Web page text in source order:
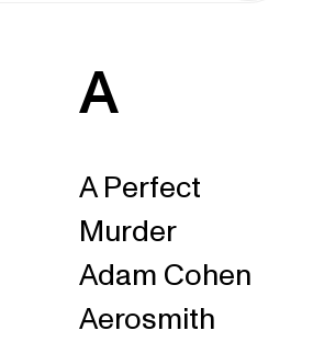
A
A Perfect
Murder
Adam Cohen
Aerosmith